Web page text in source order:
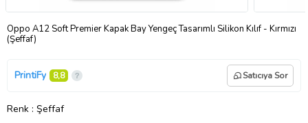
Oppo A12 Soft Premier Kapak Bay Yengeç Tasarımlı Silikon Kılıf - Kırmızı
(Şeffaf)
PrintiFy 8,8 Satıcıya Sor
Renk : Şeffaf